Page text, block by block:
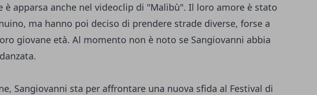
è apparsa anche nel videoclip di "Malibù". Il loro amore è stato
ma hanno poi deciso di prendere strade diverse, forse a
giovane età. Al momento non è noto se Sangiovanni abbia
Sangiovanni sta per affrontare una nuova sfida al Festival di